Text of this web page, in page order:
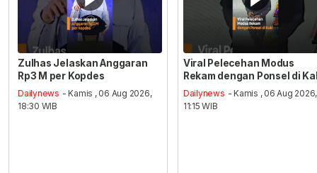
Zulhas Jelaskan Anggaran
Rp3 M per Kopdes
Dailynews - Kamis , 06 Aug 2026,
18:30 WIB
Viral Pelecehan Modus
Rekam dengan Ponsel di
Dailynews - Kamis , 06 Aug 2026,
11:15 WIB